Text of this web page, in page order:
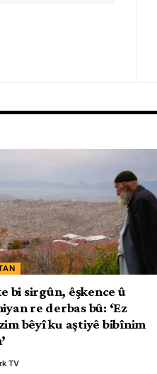
bi sirgûn, êşkence û
re derbas bû: ‘Ez
bêyî ku aştiyê bibînim
TV